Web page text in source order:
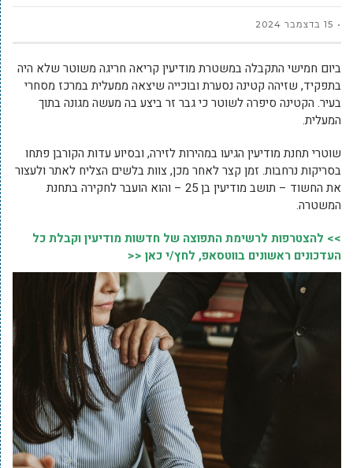
15 בדצמבר 2024
ביום חמישי התקבלה במשטרת מודיעין קריאה חריגה משוטר שלא היה
בתפקיד, שזיהה קטינה נסערת ובוכייה שיצאה ממעלית במרכז מסחרי
בעיר. הקטינה סיפרה לשוטר כי גבר זר ביצע בה מעשה מגונה בתוך
המעלית.
שוטרי תחנת מודיעין הגיעו במהירות לזירה, ובסיוע עדות הקורבן פתחו
בסריקות נרחבות. זמן קצר לאחר מכן, צוות בלשים הצליח לאתר ולעצור
את החשוד – תושב מודיעין בן 25 – והוא הועבר לחקירה בתחנת
המשטרה.
>> להצטרפות לרשימת התפוצה של חדשות מודיעין וקבלת כל
העדכונים ראשונים בווטסאפ, לחץ/י כאן <<